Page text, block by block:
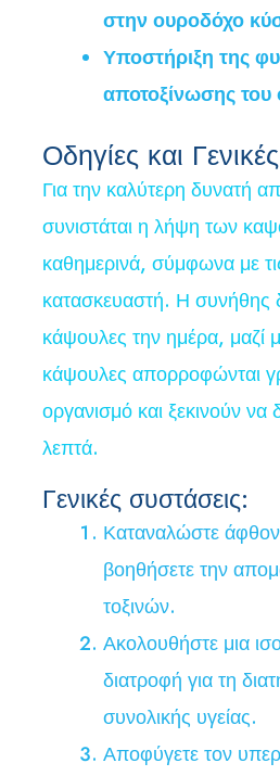
στην ουροδόχο
Υποστήριξη της
αποτοξίνωσης
Οδηγίες και
Για την καλύτερη δυνατή
συνιστάται η λήψη των
καθημερινά, σύμφωνα με
κατασκευαστή. Η συνήθης
κάψουλες την ημέρα, μαζί
κάψουλες απορροφώνται
οργανισμό και ξεκινούν
λεπτά.
Γενικές συστάσεις:
Καταναλώστε
βοηθήσετε την
τοξινών.
Ακολουθήστε μια
διατροφή για τη
συνολικής υγείας.
Αποφύγετε τον